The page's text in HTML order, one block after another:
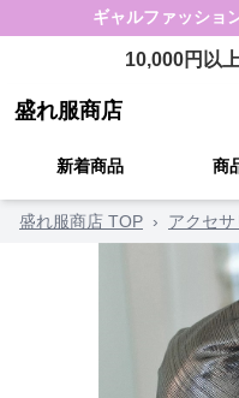
ギャルファッショ
10,000円以
盛れ服商店
新着商品 商
盛れ服商店 TOP › アクセ